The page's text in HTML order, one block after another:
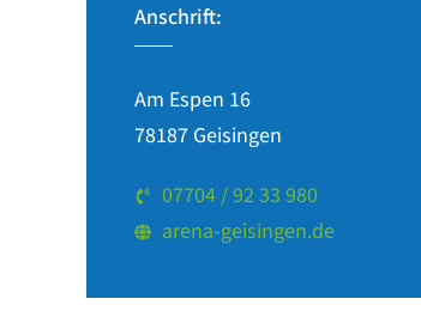
Anschrift:
Am Espen 16
78187 Geisingen
07704 / 92 33 980
arena-geisingen.de